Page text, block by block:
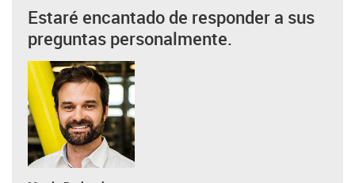
Estaré encantado de responder a sus
preguntas personalmente.